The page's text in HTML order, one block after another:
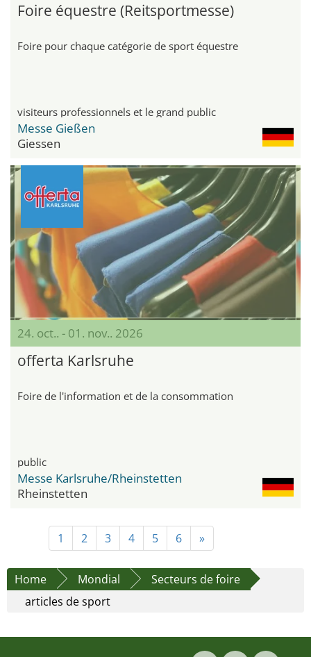
Foire équestre (Reitsportmesse)
Foire pour chaque catégorie de sport équestre
visiteurs professionnels et le grand public
Messe Gießen
Giessen
24. oct.. - 01. nov.. 2026
offerta Karlsruhe
Foire de l'information et de la consommation
public
Messe Karlsruhe/Rheinstetten
Rheinstetten
1 2 3 4 5 6 »
Home Mondial
Secteurs de foire
articles de sport